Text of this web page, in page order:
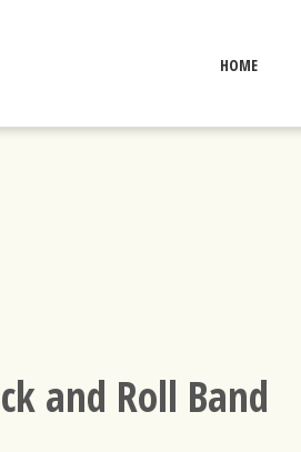
HOME
and Roll Band